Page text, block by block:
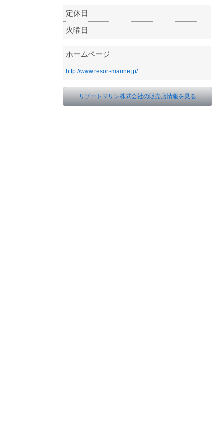
定休日
火曜日
ホームページ
http://www.resort-marine.jp/
リゾートマリン株式会社の販売店情報を見る